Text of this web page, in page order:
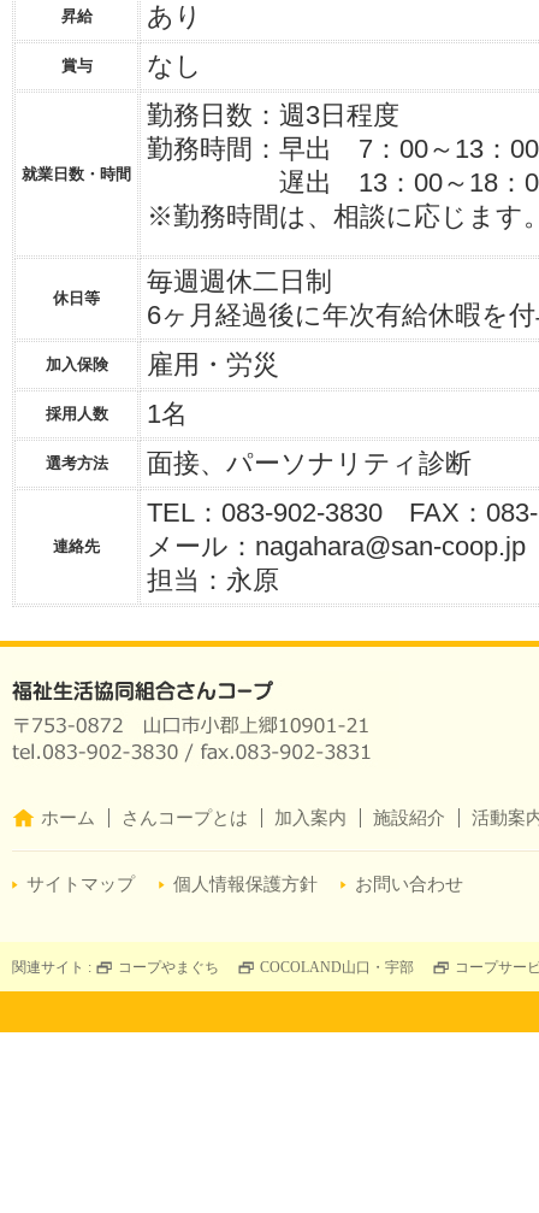
昇給 あり
賞与 なし
就業日数・時間
勤務日数：週3日程度
勤務時間：早出 7：00～13：00
遅出 13：00～18：
※勤務時間は、相談に応じます
休日等
毎週週休二日制
6ヶ月経過後に年次有給休暇を
加入保険 雇用・労災
採用人数 1名
選考方法 面接、パーソナリティ診断
連絡先
TEL：083-902-3830 FAX：
メール：nagahara@san-coop.jp
担当：永原
ホーム さんコープとは 加入案内 施設紹介 活動案
サイトマップ 個人情報保護方針 お問い合わせ
関連サイト : コープやまぐち COCOLAND山口・宇部 コープサー